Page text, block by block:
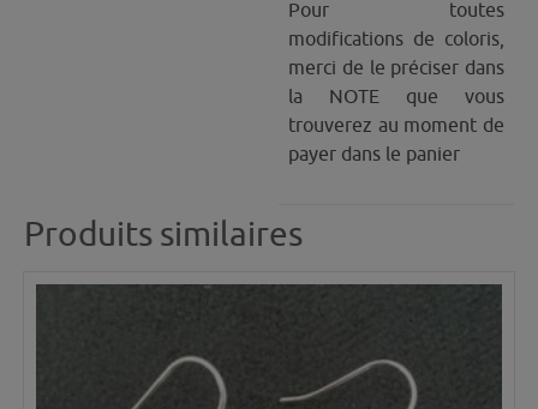
Pour toutes
modifications de coloris,
merci de le préciser dans
la NOTE que vous
trouverez au moment de
payer dans le panier
Produits similaires